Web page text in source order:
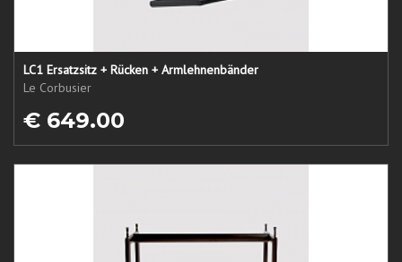
LC1 Ersatzsitz + Rücken + Armlehnenbänder
Le Corbusier
€ 649.00